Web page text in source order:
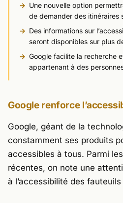
Une nouvelle option
de demander des itinéraires
Des informations sur
seront disponibles sur plus
Google facilite la recherche
appartenant à des
Google renforce
Google, géant de la
constamment ses produits
accessibles à tous. Parmi
récentes, on note une
à l’accessibilité des